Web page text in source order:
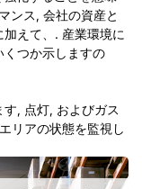
ンス, 会社の資産と
えて、. 産業環境に
くつか示しますの
, 点灯, およびガス
リアの状態を監視し